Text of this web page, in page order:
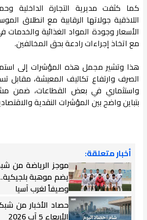
كما كثفت مديرية التجارة الداخلية
اللاذقية جولاتها الرقابية مع انطلاق
الأسعار وجودة المواد الغذائية والخدمات
مع اتخاذ إجراءات رادعة بحق المخالفين.
هذا وتشير مجمل هذه المؤشرات إلى
الصرف وارتفاع تكاليف المعيشة، مقابل
واستثماري في بعض القطاعات، ضمن
بتباين واضح بين المؤشرات النقدية
أخبار متعلقة:
موجز الرياضة من
يضم موهبة
وصيفاً لغرب آسيا
حصاد الأخبار من
الأربعاء 5 آب 2026